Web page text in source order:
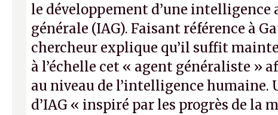
le développement d’une
générale (IAG). Faisant référence à
chercheur explique qu’il suffit
à l’échelle cet « agent généraliste »
au niveau de l’intelligence humaine.
d’IAG « inspiré par les progrès de la